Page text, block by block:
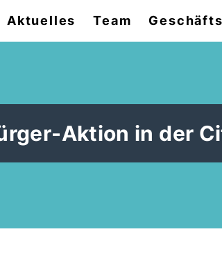
Aktuelles Team
Aktion in der